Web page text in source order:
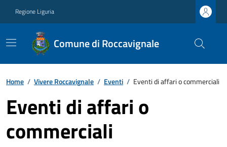
Regione Liguria
Comune di Roccavignale
Home / Vivere Roccavignale / Eventi / Eventi di affari o commerciali
Eventi di affari o
commerciali